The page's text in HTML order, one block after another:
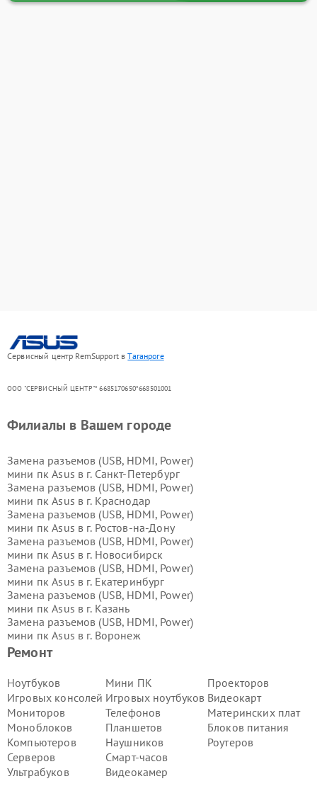
Сервисный центр RemSupport вТаганроге
ООО "СЕРВИСНЫЙ ЦЕНТР"* 6685170650*668501001
Ремонт
Ноутбуков
Игровых консолей
Мониторов
Моноблоков
Компьютеров
Серверов
Ультрабуков
Мини ПК
Игровых ноутбуков
Телефонов
Планшетов
Наушников
Смарт-часов
Видеокамер
Проекторов
Видеокарт
Материнских плат
Блоков питания
Роутеров
Филиалы в Вашем городе
Замена разъемов (USB, HDMI, Power)
мини пк Asus в г. Санкт-Петербург
Замена разъемов (USB, HDMI, Power)
мини пк Asus в г. Краснодар
Замена разъемов (USB, HDMI, Power)
мини пк Asus в г. Ростов-на-Дону
Замена разъемов (USB, HDMI, Power)
мини пк Asus в г. Новосибирск
Замена разъемов (USB, HDMI, Power)
мини пк Asus в г. Екатеринбург
Замена разъемов (USB, HDMI, Power)
мини пк Asus в г. Казань
Замена разъемов (USB, HDMI, Power)
мини пк Asus в г. Воронеж
Замена разъемов (USB, HDMI, Power)
Замена разъемов (USB, HDMI, Power)
мини пк Asus в г.
Самара
Замена разъемов (USB, HDMI, Power)
мини пк Asus в г.
Пермь
Замена разъемов (USB, HDMI, Power)
мини пк Asus в г.
Красноярск
Замена разъемов (USB, HDMI, Power)
мини пк Asus в г.
Ижевск